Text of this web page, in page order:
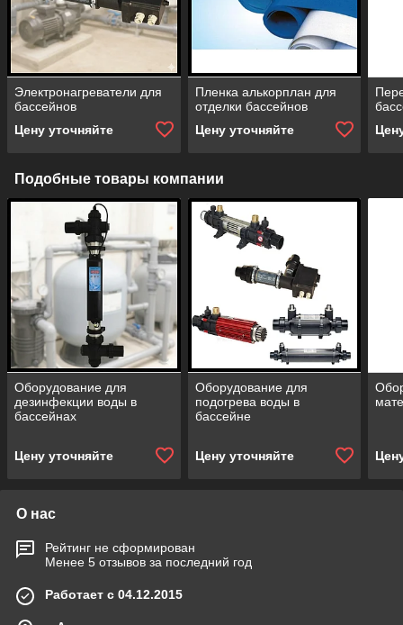
Электронагреватели для
бассейнов
Цену уточняйте
Пленка алькорплан для
отделки бассейнов
Цену уточняйте
Подобные товары компании
Оборудование для
дезинфекции воды в
бассейнах
Цену уточняйте
Оборудование для
подогрева воды в
бассейне
Цену уточняйте
О нас
Рейтинг не сформирован
Менее 5 отзывов за последний год
Работает с 04.12.2015